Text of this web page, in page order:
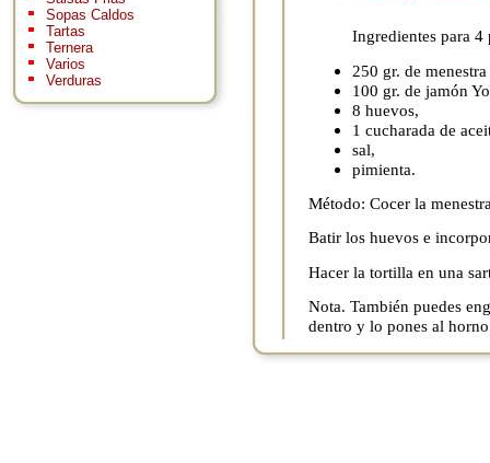
Sopas Caldos
Tartas
Ternera
Varios
Verduras
Ingredientes para 4
250 gr. de
100 gr. de jamón
8 huevos,
1 cucharada de
sal,
pimienta.
Método: Cocer la
Batir los huevos e
Hacer la tortilla en una
Nota. También puedes
dentro y lo pones al